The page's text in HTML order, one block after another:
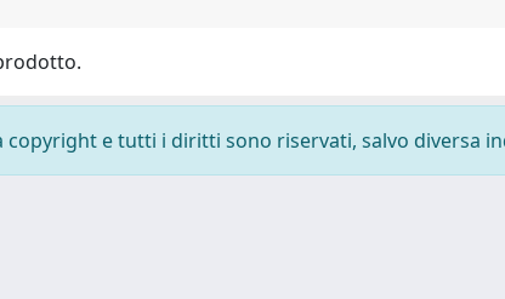
e tutti i diritti sono riservati, salvo diversa